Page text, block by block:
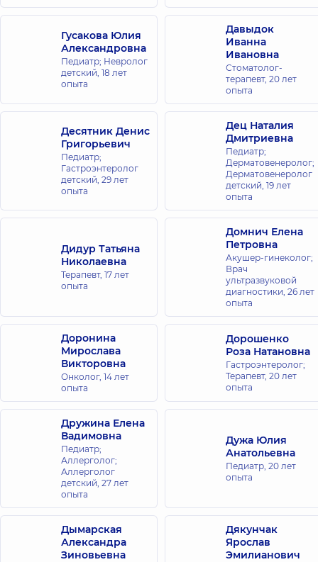
Стоматология
DDC для всей
семьи на
просп.
Бажана
просп.
Николая
Бажана,
12-А
Стоматология
DDC для всей
Печерске
бульв. Николая
Михновского,
14-16, г. Киев
Стоматология
DDC для всей
семьи на
Оболони
просп.
Владимира
Ивасюка
(Героев
16-В
Медицинский
Центр
«Добробут».
Вертебрология
Идзиковских
(М. Мишина),
3, г. Киев
Гусакова Юлия
Александровна
Педиатр; Невролог
детский, 18 лет
опыта
Давыдок
Иванна
Ивановна
Стоматолог-
терапевт, 20 лет
опыта
Десятник Денис
Григорьевич
Педиатр;
Гастроэнтеролог
детский, 29 лет
опыта
Дец Наталия
Дмитриевна
Педиатр;
Дерматовенеролог;
Дерматовенеролог
детский, 19 лет
опыта
Дидур Татьяна
Николаевна
Терапевт, 17 лет
опыта
Домнич Елена
Петровна
Акушер-гинеколог;
Врач
ультразвуковой
диагностики, 26 лет
опыта
Доронина
Мирослава
Викторовна
Онколог, 14 лет
опыта
Дорошенко
Роза Натановна
Гастроэнтеролог;
Терапевт, 20 лет
опыта
Дружина Елена
Вадимовна
Педиатр;
Аллерголог;
Аллерголог
детский, 27 лет
опыта
Дужа Юлия
Анатольевна
Педиатр, 20 лет
опыта
Дымарская
Александра
Зиновьевна
Дякунчак
Ярослав
Эмилианович